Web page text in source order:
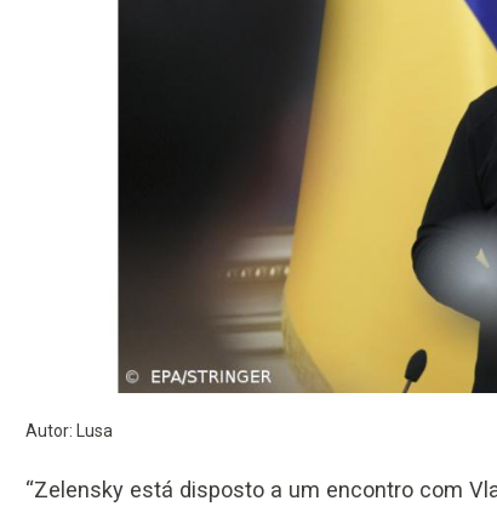
Autor: Lusa
“Zelensky está disposto a um encontro com